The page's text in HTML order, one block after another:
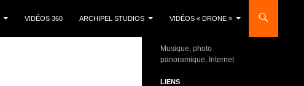
VIDÉOS 360 ARCHIPEL STUDIOS VIDÉOS « DRONE »
Musique, photo
panoramique, Internet
LIENS